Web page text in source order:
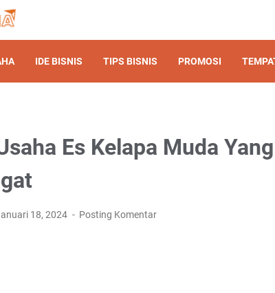
IDE BISNIS TIPS BISNIS PROMOSI
Es Kelapa Muda
18, 2024 Posting Komentar